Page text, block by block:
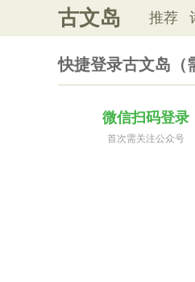
古文岛 推荐
快捷登录古文岛（
微信扫码登录
首次需关注公众号